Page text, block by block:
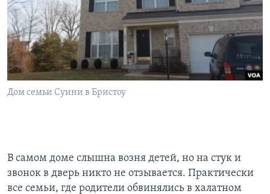
Дом семьи Суини в Бристоу
В самом доме слышна возня детей, но на стук и
звонок в дверь никто не отзывается. Практически
все семьи, где родители обвинялись в халатном